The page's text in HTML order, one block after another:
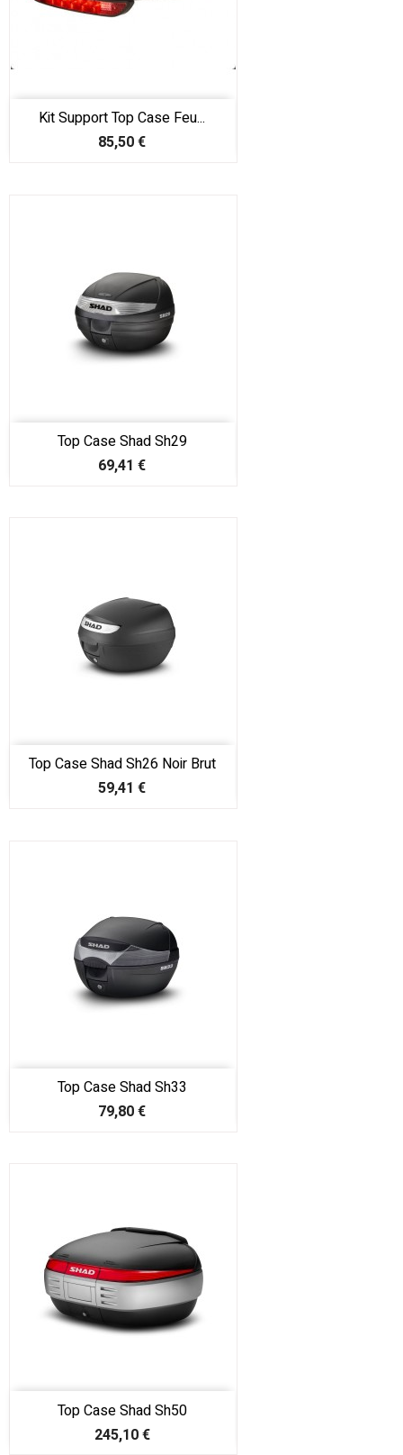
Kit Support Top Case Feu...
Prix
85,50 €
Top Case Shad Sh29
Prix
69,41 €
Top Case Shad Sh26 Noir Brut
Prix
59,41 €
Top Case Shad Sh33
Prix
79,80 €
Top Case Shad Sh50
Prix
245,10 €